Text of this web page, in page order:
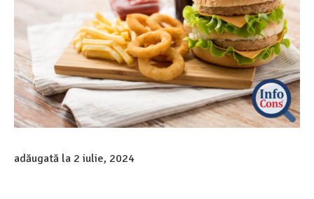
adăugată la 2 iulie, 2024